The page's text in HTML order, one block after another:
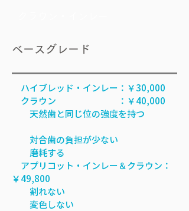
ベースグレード
ハイブレッド・インレー：￥30,000
クラウン ：￥40,000
天然歯と同じ位の強度を持つ
対合歯の負担が少ない
磨耗する
アプリコット・インレー＆クラウン：
￥49,800
割れない
変色しない